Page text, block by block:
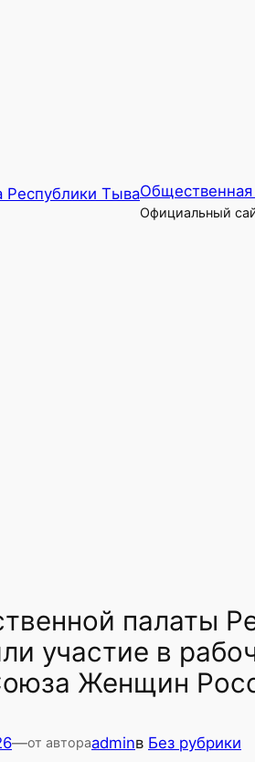
Общественная
Официальный
палаты
участие в
Женщин
—от автораadminв Без рубрики